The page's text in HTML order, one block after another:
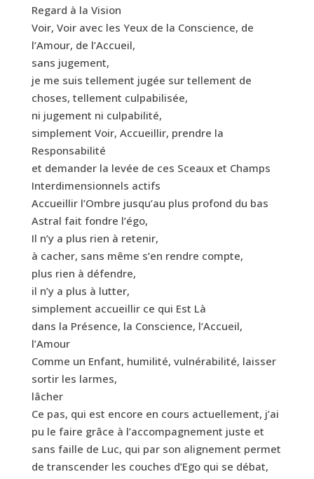
Regard à la Vision
Voir, Voir avec les Yeux de la Conscience, de
l’Amour, de l’Accueil,
sans jugement,
je me suis tellement jugée sur tellement de
choses, tellement culpabilisée,
ni jugement ni culpabilité,
simplement Voir, Accueillir, prendre la
Responsabilité
et demander la levée de ces Sceaux et Champs
Interdimensionnels actifs
Accueillir l’Ombre jusqu’au plus profond du bas
Astral fait fondre l’égo,
Il n’y a plus rien à retenir,
à cacher, sans même s’en rendre compte,
plus rien à défendre,
il n’y a plus à lutter,
simplement accueillir ce qui Est Là
dans la Présence, la Conscience, l’Accueil,
l’Amour
Comme un Enfant, humilité, vulnérabilité, laisser
sortir les larmes,
lâcher
Ce pas, qui est encore en cours actuellement, j’ai
pu le faire grâce à l’accompagnement juste et
sans faille de Luc, qui par son alignement permet
de transcender les couches d’Ego qui se débat,